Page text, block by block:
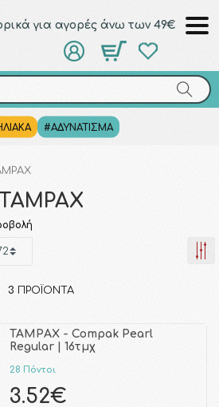
για αγορές άνω των 49€
#ΑΔΥΝΑΤΙΣΜΑ
TAMPAX
3 ΠΡΟΪΌΝΤΑ
TAMPAX - Compak Pearl
Regular | 16τμχ
28 Πόντοι
3.52€